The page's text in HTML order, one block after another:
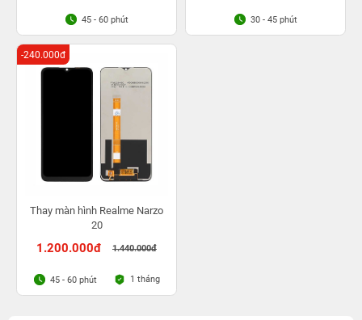
45 - 60 phút 30 - 45 phút
Thay màn hình Realme Narzo
20
1.200.000đ 1.440.000đ
-240.000đ
45 - 60 phút 1 tháng